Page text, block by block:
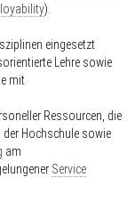
).
eingesetzt
Lehre sowie
mit
Ressourcen, die
der Hochschule sowie
am
Service